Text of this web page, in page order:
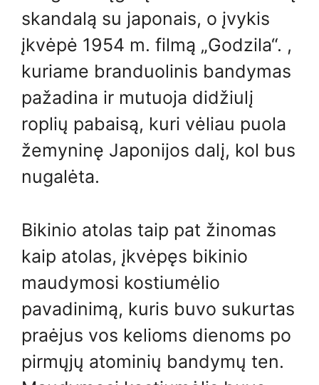
skandalą su japonais, o įvykis
įkvėpė 1954 m. filmą „Godzila“. ,
kuriame branduolinis bandymas
pažadina ir mutuoja didžiulį
roplių pabaisą, kuri vėliau puola
žemyninę Japonijos dalį, kol bus
nugalėta.
Bikinio atolas taip pat žinomas
kaip atolas, įkvėpęs bikinio
maudymosi kostiumėlio
pavadinimą, kuris buvo sukurtas
praėjus vos kelioms dienoms po
pirmųjų atominių bandymų ten.